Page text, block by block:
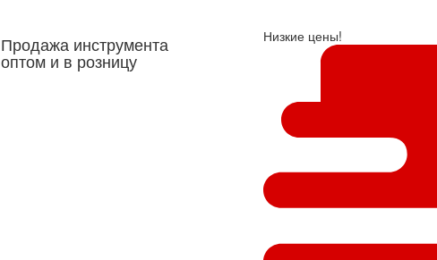
Продажа инструмента
оптом и в розницу
Низкие цены!